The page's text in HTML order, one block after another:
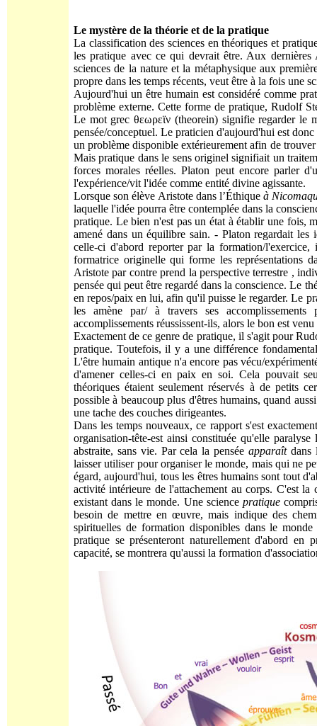
Le mystère de la théorie et de la pratique
La classification des sciences en théoriques et
les pratique avec ce qui devrait être. Aux
sciences de la nature et la métaphysique aux
propre dans les temps récents, veut être à la fois une
Aujourd'hui un être humain est considéré comme
problème externe. Cette forme de pratique, Rudolf
Le mot grec θεωρεϊν (theorein) signifie regarder le
pensée/conceptuel. Le praticien d'aujourd'hui est
un problème disponible extérieurement afin de
Mais pratique dans le sens originel signifiait un
forces morales réelles. Platon peut encore parler
l'expérience/vit l'idée comme entité divine agissante.
Lorsque son élève Aristote dans l’Éthique à
laquelle l'idée pourra être contemplée dans la
pratique. Le bien n'est pas un état à établir une fois,
amené dans un équilibre sain. - Platon regardait les
celle-ci d'abord reporter par la formation/
formatrice originelle qui forme les représentations
Aristote par contre prend la perspective terrestre ,
pensée qui peut être regardé dans la conscience. Le
en repos/paix en lui, afin qu'il puisse le regarder. Le
les amène par/ à travers ses
accomplissements réussissent-ils, alors le bon est
Exactement de ce genre de pratique, il s'agit pour
pratique. Toutefois, il y a une différence
L'être humain antique n'a encore pas vécu/
d'amener celles-ci en paix en soi. Cela pouvait
théoriques étaient seulement réservés à de petits
possible à beaucoup plus d'êtres humains, quand
une tache des couches dirigeantes.
Dans les temps nouveaux, ce rapport s'est
organisation-tête-est ainsi constituée qu'elle
abstraite, sans vie. Par cela la pensée apparaîtdans
laisser utiliser pour organiser le monde, mais qui ne
égard, aujourd'hui, tous les êtres humains sont tout
activité intérieure de l'attachement au corps. C'est
existant dans le monde. Une science pratique
besoin de mettre en œuvre, mais indique des
spirituelles de formation disponibles dans le
pratique se présenteront naturellement d'abord en
capacité, se montrera qu'aussi la formation